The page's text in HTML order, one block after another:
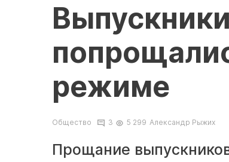
режиме
Общество 3 5 299 Александр Рыжих
Прощание